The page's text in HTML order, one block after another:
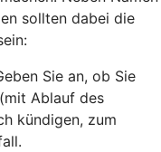
sollten dabei die
Sie an, ob Sie
Ablauf des
kündigen, zum